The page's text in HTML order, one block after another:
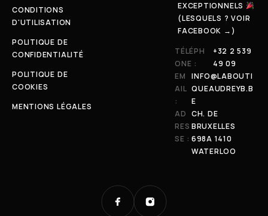
CONDITIONS
D'UTILISATION
POLITIQUE DE
CONFIDENTIALITÉ
POLITIQUE DE
COOKIES
MENTIONS LÉGALES
EXCEPTIONNELS
(LESQUELS ? VOIR
FACEBOOK →)
TÉLÉPH
ONE :
+32 2 539
49 09
EM
AIL
:
INFO@LABOUTI
QUEAUDREYB.B
E
AD
RES
SE :
CH. DE
BRUXELLES
698A 1410
WATERLOO